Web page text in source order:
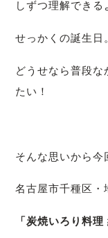
しずつ理解できる
せっかくの誕生日
どうせなら普段な
たい！
そんな思いから今
名古屋市千種区・
「炭焼いろり料